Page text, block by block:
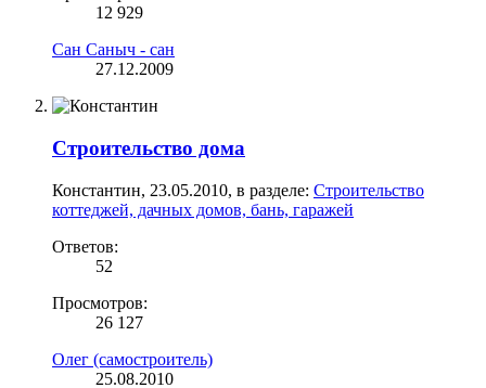
12 929
Сан Саныч - сан
27.12.2009
Строительство дома
Константин, 23.05.2010, в разделе: Строительство
коттеджей, дачных домов, бань, гаражей
Ответов:
52
Просмотров:
26 127
Олег (самостроитель)
25.08.2010